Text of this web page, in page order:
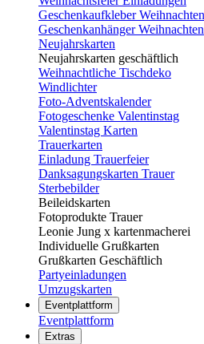
Geschenkaufkleber Weihnachten
Geschenkanhänger Weihnachten
Neujahrskarten
Neujahrskarten geschäftlich
Weihnachtliche Tischdeko
Windlichter
Foto-Adventskalender
Fotogeschenke Valentinstag
Valentinstag Karten
Trauerkarten
Einladung Trauerfeier
Danksagungskarten Trauer
Sterbebilder
Beileidskarten
Fotoprodukte Trauer
Leonie Jung x kartenmacherei
Individuelle Grußkarten
Grußkarten Geschäftlich
Partyeinladungen
Umzugskarten
Eventplattform
Eventplattform
Extras